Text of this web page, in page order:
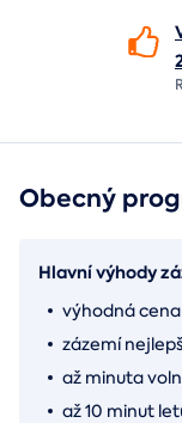
Obecný
Hlavní výhody
výhodná cena
zázemí
až minuta
až 10 minut